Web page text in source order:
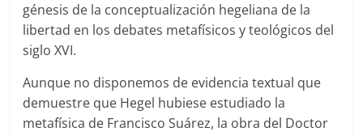
génesis de la conceptualización hegeliana de la
libertad en los debates metafísicos y teológicos del
siglo XVI.
Aunque no disponemos de evidencia textual que
demuestre que Hegel hubiese estudiado la
metafísica de Francisco Suárez, la obra del Doctor